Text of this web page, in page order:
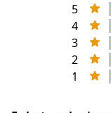
5
4
3
2
1